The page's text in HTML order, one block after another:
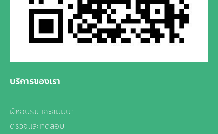
บริการของเรา
ฝึกอบรมและสัมมนา
ตรวจและทดสอบ